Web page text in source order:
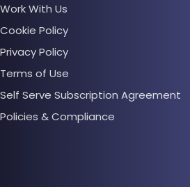
Work With Us
Cookie Policy
Privacy Policy
Terms of Use
Self Serve Subscription Agreement
Policies & Compliance